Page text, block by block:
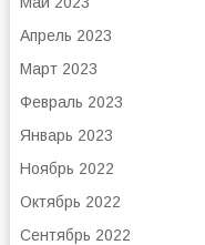
Апрель 2023
Март 2023
Февраль 2023
Январь 2023
Ноябрь 2022
Октябрь 2022
Сентябрь 2022